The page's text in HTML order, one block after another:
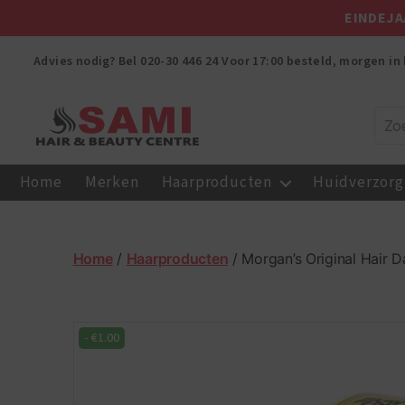
Advies nodig? Bel 020-30 446 24 Voor 17:00 besteld, morgen in
Hair
Centre
Home Merken Haarproducten
Home/ Haarproducten / Morgan’s Original Hair
- €1.00